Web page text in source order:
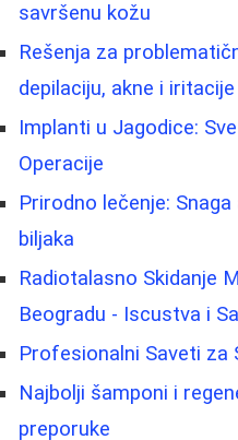
savršenu kožu
Rešenja za
depilaciju, akne i iritacije
Implanti u Jagodice:
Operacije
Prirodno lečenje:
biljaka
Radiotalasno Skidanje
Beogradu - Iscustva i
Profesionalni Saveti za
Najbolji šamponi i
preporuke